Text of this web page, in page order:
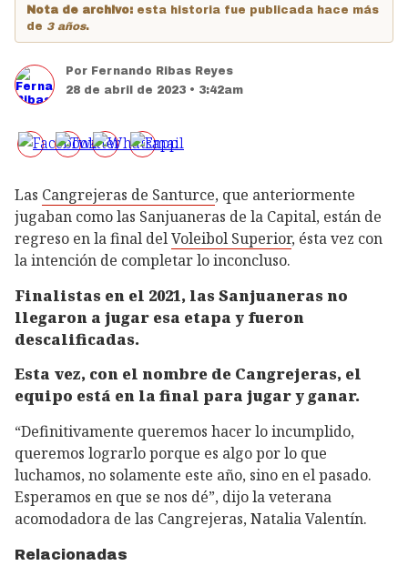
Nota de archivo: esta historia fue publicada hace más
de 3 años.
Por Fernando Ribas Reyes
28 de abril de 2023 • 3:42am
Las Cangrejeras de Santurce, que anteriormente
jugaban como las Sanjuaneras de la Capital, están de
regreso en la final delVoleibol Superior, ésta vez con
la intención de completar lo inconcluso.
Finalistas en el 2021, las Sanjuaneras no
llegaron a jugar esa etapa y fueron
descalificadas.
Esta vez, con el nombre de Cangrejeras, el
equipo está en la final para jugar y ganar.
“Definitivamente queremos hacer lo incumplido,
queremos lograrlo porque es algo por lo que
luchamos, no solamente este año, sino en el pasado.
Esperamos en que se nos dé”, dijo la veterana
acomodadora de las Cangrejeras, Natalia Valentín.
Relacionadas